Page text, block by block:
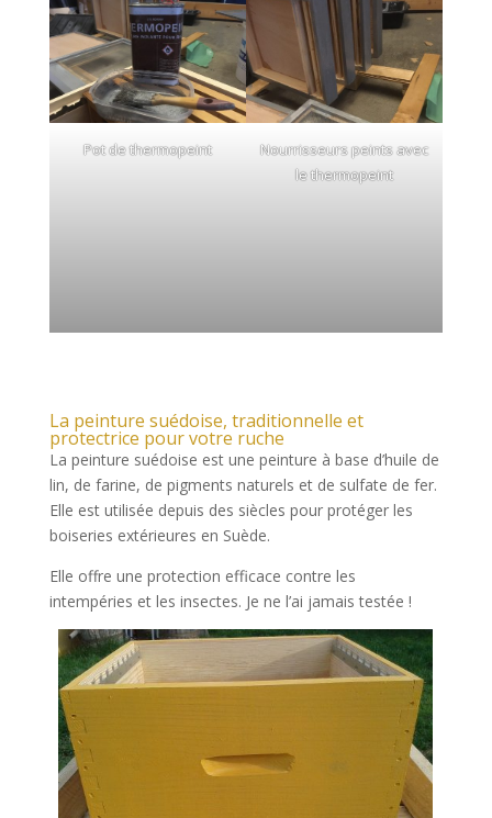
Pot de thermopeint
Nourrisseurs peints avec
le thermopeint
La peinture suédoise, traditionnelle et
protectrice pour votre ruche
La peinture suédoise est une peinture à base d’huile de
lin, de farine, de pigments naturels et de sulfate de fer.
Elle est utilisée depuis des siècles pour protéger les
boiseries extérieures en Suède.
Elle offre une protection efficace contre les
intempéries et les insectes. Je ne l’ai jamais testée !